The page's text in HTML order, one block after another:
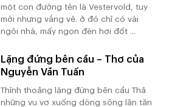
một con đường tên là Vestervold, tuy
mới nhưng vắng vẻ. ở đó chỉ có vài
ngôi nhà, mấy ngọn đèn hơi đốt ...
Lặng đứng bên cầu – Thơ của
Nguyễn Văn Tuấn
Thỉnh thoảng lặng đứng bên cầu Thả
những vu vơ xuống dòng sông lăn tăn